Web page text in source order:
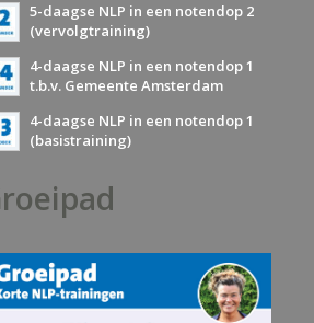
5-daagse NLP in een notendop 2
(vervolgtraining)
4-daagse NLP in een notendop 1
t.b.v. Gemeente Amsterdam
4-daagse NLP in een notendop 1
(basistraining)